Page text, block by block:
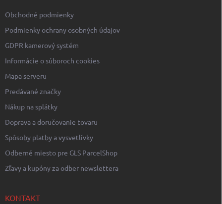
Obchodné podmienky
Podmienky ochrany osobných údajov
GDPR kamerový systém
Informácie o súboroch cookies
Mapa serveru
Predávané značky
Nákup na splátky
Doprava a doručovanie tovaru
Spôsoby platby a vysvetlívky
Odberné miesto pre GLS ParcelShop
Zľavy a kupóny za odber newslettera
KONTAKT